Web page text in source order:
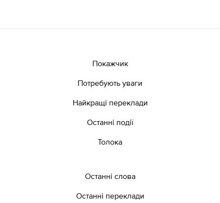
Покажчик
Потребують уваги
Найкращі переклади
Останні події
Толока
Останні слова
Останні переклади